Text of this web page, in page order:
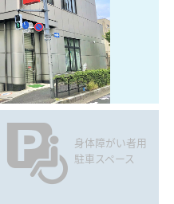
身体障がい者用
駐車スペース